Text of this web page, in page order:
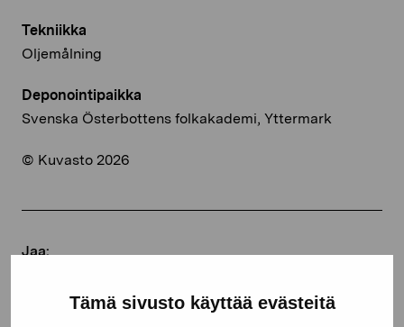
Tämä sivusto käyttää evästeitä
Tekniikka
Oljemålning
Deponointipaikka
Svenska Österbottens folkakademi, Yttermark
© Kuvasto 2026
Jaa:
Linkedin